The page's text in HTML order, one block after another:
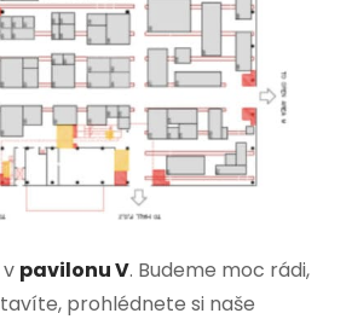
pavilonu V. Budeme moc rádi,
prohlédnete si naše